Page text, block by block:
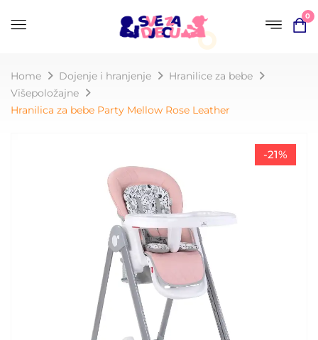
0
Home Dojenje i hranjenje
Hranilice za bebe
Višepoložajne
Hranilica za bebe Party Mellow Rose Leather
-21%